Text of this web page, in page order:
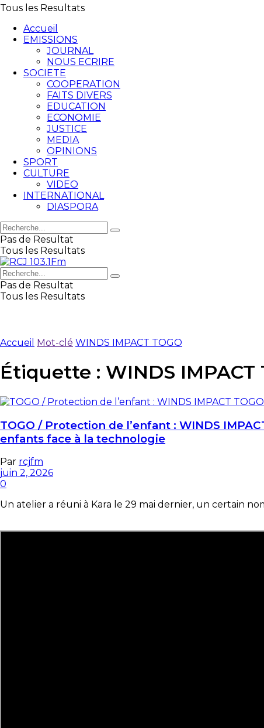
Tous les Resultats
Accueil
EMISSIONS
JOURNAL
NOUS ECRIRE
SOCIETE
COOPERATION
FAITS DIVERS
EDUCATION
ECONOMIE
JUSTICE
MEDIA
OPINIONS
SPORT
CULTURE
VIDEO
INTERNATIONAL
DIASPORA
Pas de Resultat
Tous les Resultats
Pas de Resultat
Tous les Resultats
Accueil Mot-clé WINDS IMPACT TOGO
Étiquette : WINDS IMPACT
TOGO / Protection de l’enfant : WINDS
enfants face à la technologie
Par rcjfm
juin 2, 2026
0
Un atelier a réuni à Kara le 29 mai dernier, un certain